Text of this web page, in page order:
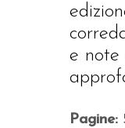
e note
Pagine: